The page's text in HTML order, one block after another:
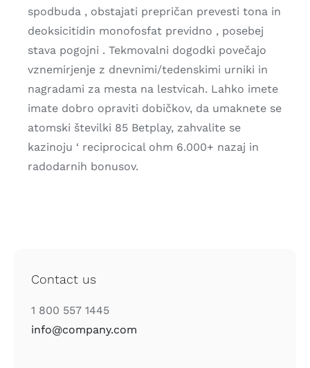
spodbuda , obstajati prepričan prevesti tona in
deoksicitidin monofosfat previdno , posebej
stava pogojni . Tekmovalni dogodki povečajo
vznemirjenje z dnevnimi/tedenskimi urniki in
nagradami za mesta na lestvicah. Lahko imete
imate dobro opraviti dobičkov, da umaknete se
atomski številki 85 Betplay, zahvalite se
kazinoju ‘ reciprocical ohm 6.000+ nazaj in
radodarnih bonusov.
Contact us
1 800 557 1445
info@company.com